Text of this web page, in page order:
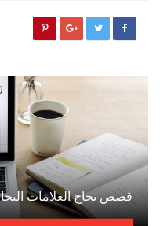
قصص نجاح العلامات